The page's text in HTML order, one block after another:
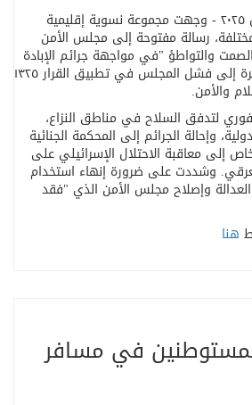
رام الله | ٢٥ تشرين الأول ٢٠٢٥ - وجهت مجموعة نسوية إقليمية
رسالة مفتوحة إلى مجلس الأمن
الصمت والتواطؤ "في مواجهة جرائم الإبادة
والاحتلال المستمرة، مشيرة إلى فشل المجلس في تطبيق القرار ١٣٢٥
والأمن.
لتدفق السلاح في مناطق النزاع،
وإحالة الجرائم إلى المحكمة الجنائية
إلى معاقبة الاحتلال الإسرائيلي على
وشددت على ضرورة إنهاء استخدام
وإصلاح مجلس الأمن الذي "فقد
هنا
في مسافر